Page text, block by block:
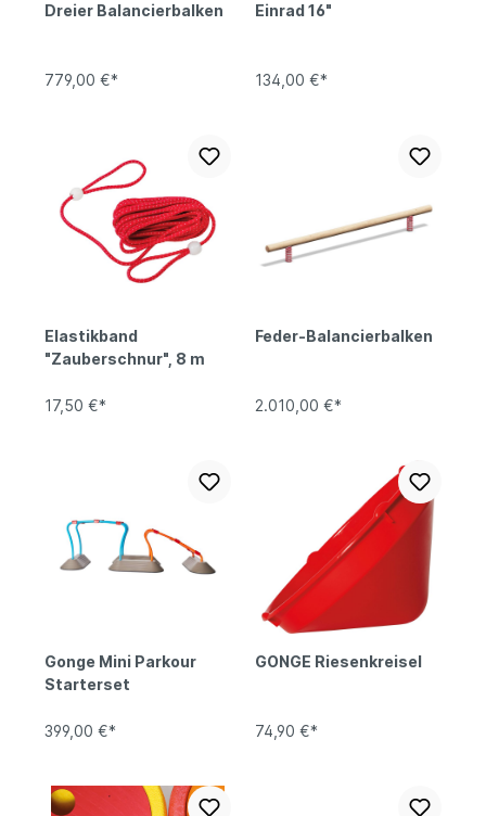
Dreier Balancierbalken
779,00 €*
Einrad 16"
134,00 €*
Elastikband
"Zauberschnur", 8 m
17,50 €*
Feder-Balancierbalken
2.010,00 €*
Gonge Mini Parkour
Starterset
399,00 €*
GONGE Riesenkreisel
74,90 €*